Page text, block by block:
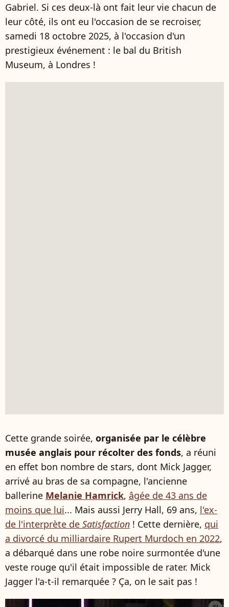
Gabriel. Si ces deux-là ont fait leur vie chacun de
leur côté, ils ont eu l'occasion de se recroiser,
samedi 18 octobre 2025, à l'occasion d'un
prestigieux événement : le bal du British
Museum, à Londres !
Cette grande soirée, organisée par le célèbre
musée anglais pour récolter des fonds, a réuni
en effet bon nombre de stars, dont Mick Jagger,
arrivé au bras de sa compagne, l'ancienne
ballerine Melanie Hamrick, âgée de 43 ans de
moins que lui... Mais aussi Jerry Hall, 69 ans, l'ex-
de l'interprète de Satisfaction ! Cette dernière, qui
a divorcé du milliardaire Rupert Murdoch en 2022,
a débarqué dans une robe noire surmontée d'une
veste rouge qu'il était impossible de rater. Mick
Jagger l'a-t-il remarquée ? Ça, on le sait pas !